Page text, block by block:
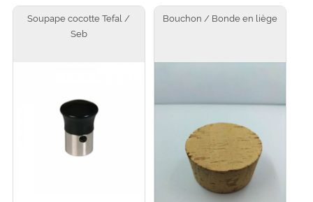
Soupape cocotte Tefal /
Seb
Bouchon / Bonde en liège